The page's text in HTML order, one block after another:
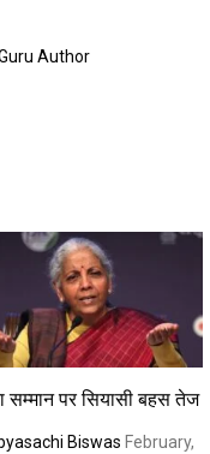
Author
सम्मान पर सियासी बहस तेज
Biswas February,